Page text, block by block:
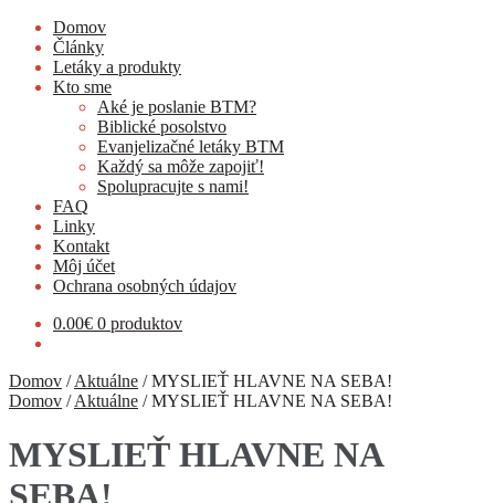
Domov
Články
Letáky a produkty
Kto sme
Aké je poslanie BTM?
Biblické posolstvo
Evanjelizačné letáky BTM
Každý sa môže zapojiť!
Spolupracujte s nami!
FAQ
Linky
Kontakt
Môj účet
Ochrana osobných údajov
0.00€ 0 produktov
Domov /Aktuálne /MYSLIEŤ HLAVNE NA SEBA!
Domov /Aktuálne /MYSLIEŤ HLAVNE NA SEBA!
MYSLIEŤ HLAVNE NA